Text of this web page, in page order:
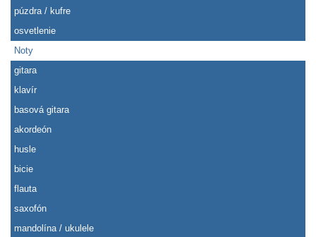
púzdra / kufre
osvetlenie
Noty
gitara
klavír
basová gitara
akordeón
husle
bicie
flauta
saxofón
mandolína / ukulele